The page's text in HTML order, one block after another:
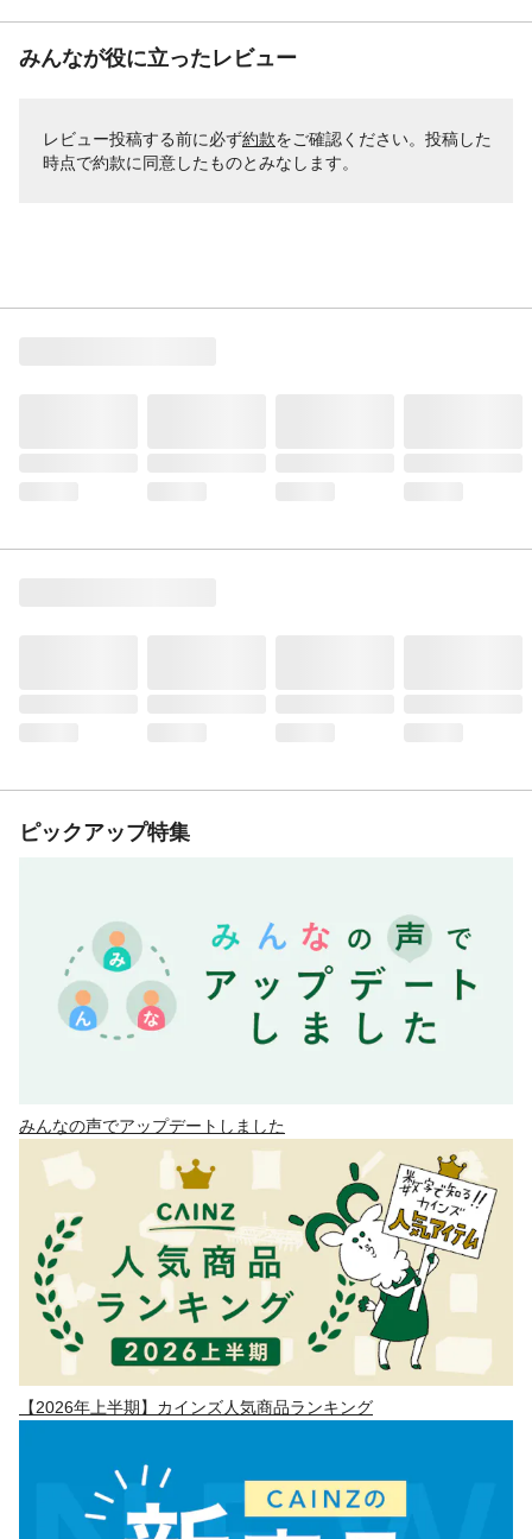
みんなが役に立ったレビュー
レビュー投稿する前に必ず約款をご確認ください。投稿した
時点で約款に同意したものとみなします。
ピックアップ特集
みんなの声でアップデートしました
【2026年上半期】カインズ人気商品ランキング